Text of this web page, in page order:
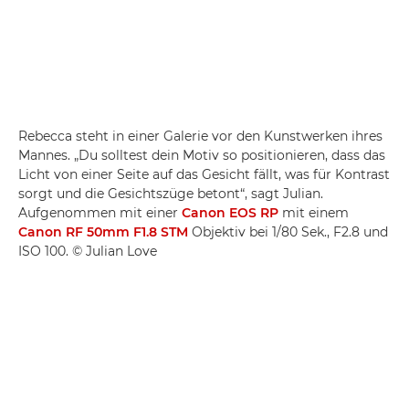
Rebecca steht in einer Galerie vor den Kunstwerken ihres
Mannes. „Du solltest dein Motiv so positionieren, dass das
Licht von einer Seite auf das Gesicht fällt, was für Kontrast
sorgt und die Gesichtszüge betont“, sagt Julian.
Aufgenommen mit einer Canon EOS RP mit einem
Canon RF 50mm F1.8 STM Objektiv bei 1/80 Sek., F2.8 und
ISO 100. © Julian Love